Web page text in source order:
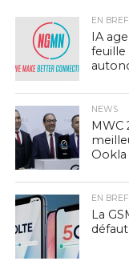
EN BREF
IA
feuille
NEWS
MWC
Ookla
EN BREF
La